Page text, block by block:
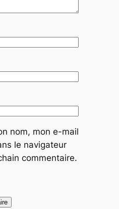
nom, mon e-mail
le navigateur
commentaire.